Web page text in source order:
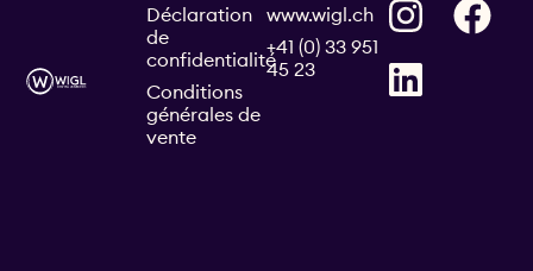
www.wigl.ch
+41 (0) 33 951
45 23
Déclaration
de
confidentialité
Conditions
générales de
vente